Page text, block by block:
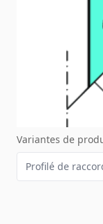
Profilé de finition
plaque de plâtre,
réaliser des
le domaine des
murs, pour les
Variantes de